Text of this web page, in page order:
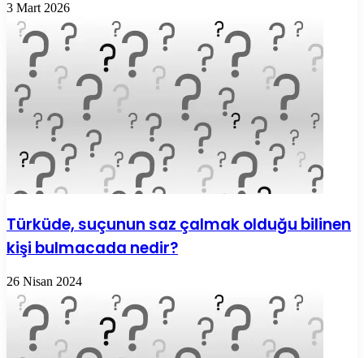
3 Mart 2026
Türküde, suçunun saz çalmak olduğu bilinen
kişi bulmacada nedir?
26 Nisan 2024